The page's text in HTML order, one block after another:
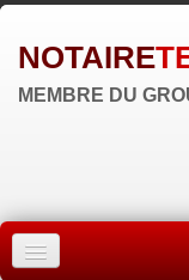
NOTAIRE
MEMBRE DU